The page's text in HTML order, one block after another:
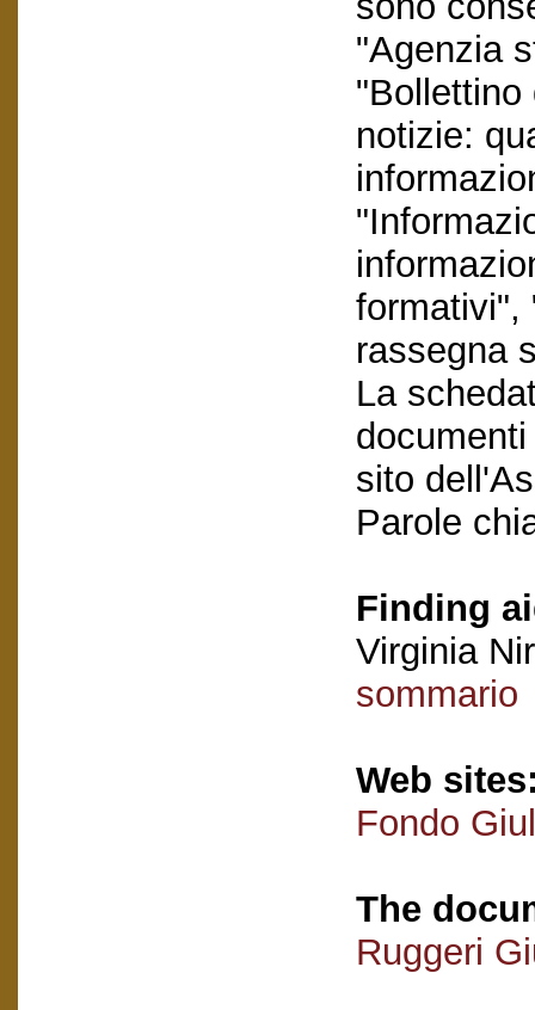
"Agenzia
"Bollettino
notizie:
formativi",
rassegna
La
sito
Parole
Finding
Virginia
sommario
Web
Fondo
The
Ruggeri